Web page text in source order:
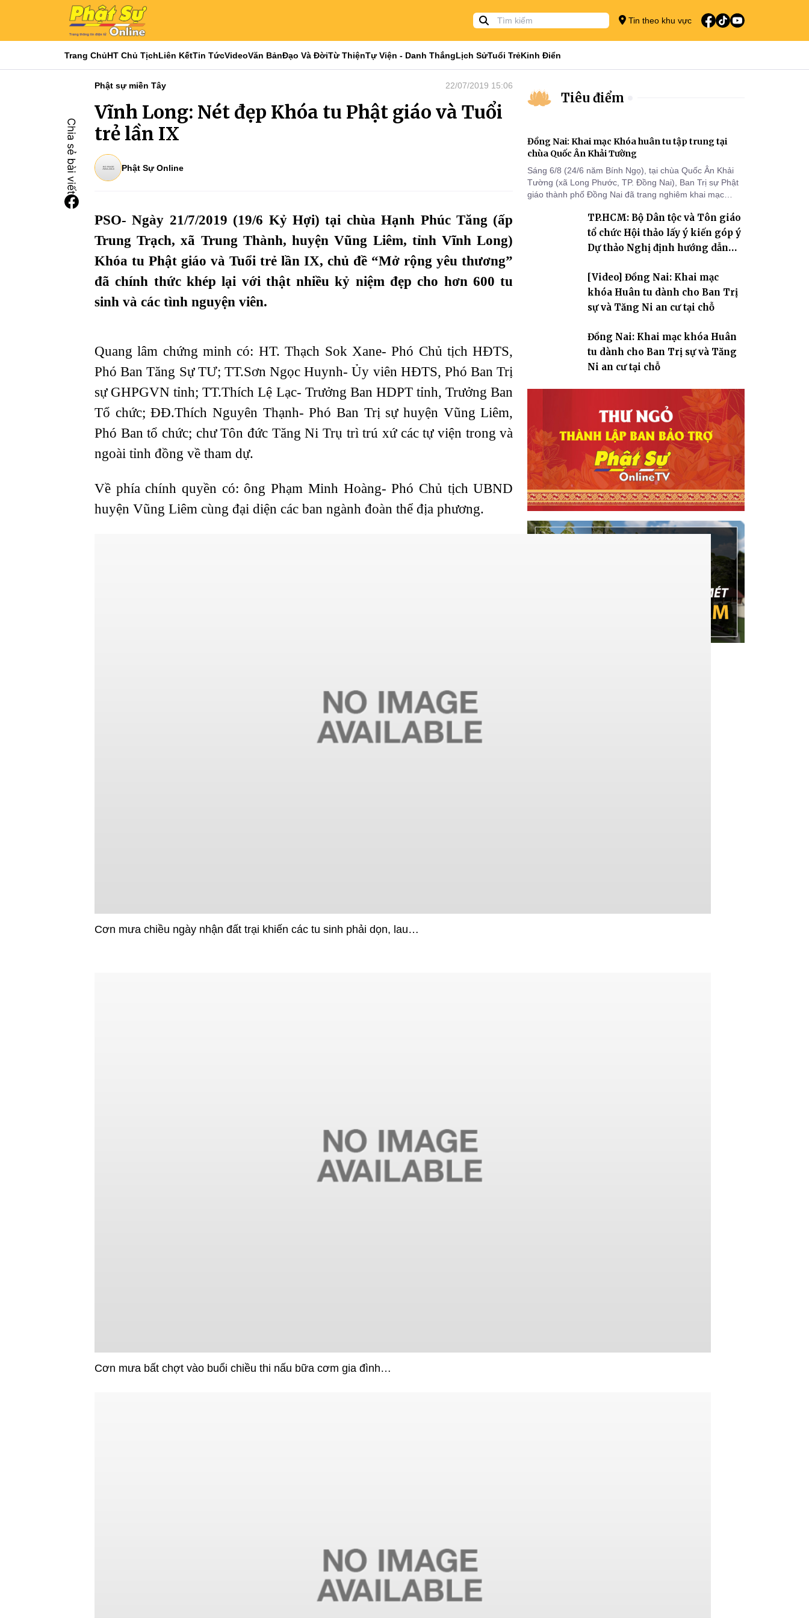
Tin theo khu vực
Trang ChủHT Chủ TịchLiên KếtTin TứcVideoVăn BảnĐạo Và ĐờiTừ ThiệnTự Viện - Danh ThắngLịch SửTuổi TrẻKinh Điển
Phật sự miền Tây 22/07/2019 15:06
Vĩnh Long: Nét đẹp Khóa tu Phật giáo và Tuổi
trẻ lần IX
Phật Sự Online
PSO- Ngày 21/7/2019 (19/6 Kỷ Hợi) tại chùa Hạnh Phúc Tăng (ấp
Trung Trạch, xã Trung Thành, huyện Vũng Liêm, tỉnh Vĩnh Long)
Khóa tu Phật giáo và Tuổi trẻ lần IX, chủ đề “Mở rộng yêu thương”
đã chính thức khép lại với thật nhiều kỷ niệm đẹp cho hơn 600 tu
sinh và các tình nguyện viên.
Quang lâm chứng minh có: HT. Thạch Sok Xane- Phó Chủ tịch HĐTS,
Phó Ban Tăng Sự TƯ; TT.Sơn Ngọc Huynh- Ủy viên HĐTS, Phó Ban Trị
sự GHPGVN tỉnh; TT.Thích Lệ Lạc- Trưởng Ban HDPT tỉnh, Trưởng Ban
Tổ chức; ĐĐ.Thích Nguyên Thạnh- Phó Ban Trị sự huyện Vũng Liêm,
Phó Ban tổ chức; chư Tôn đức Tăng Ni Trụ trì trú xứ các tự viện trong và
ngoài tỉnh đồng về tham dự.
Về phía chính quyền có: ông Phạm Minh Hoàng- Phó Chủ tịch UBND
huyện Vũng Liêm cùng đại diện các ban ngành đoàn thể địa phương.
Cơn mưa chiều ngày nhận đất trại khiến các tu sinh phải dọn, lau…
Cơn mưa bất chợt vào buổi chiều thi nấu bữa cơm gia đình…
Tiêu điểm
Đồng Nai: Khai mạc Khóa huân tu tập trung tại
chùa Quốc Ân Khải Tường
Sáng 6/8 (24/6 năm Bính Ngọ), tại chùa Quốc Ân Khải
Tường (xã Long Phước, TP. Đồng Nai), Ban Trị sự Phật
giáo thành phố Đồng Nai đã trang nghiêm khai mạc
2570 dành cho chư Tăng hành giả an cư tại chỗ khu vực
VII, VIII và trường hạ chùa Quốc Ân Khải Tường.
TP.HCM: Bộ Dân tộc và Tôn giáo
tổ chức Hội thảo lấy ý kiến góp ý
Dự thảo Nghị định hướng dẫn
giáo
[Video] Đồng Nai: Khai mạc
khóa Huân tu dành cho Ban Trị
sự và Tăng Ni an cư tại chỗ
Đồng Nai: Khai mạc khóa Huân
tu dành cho Ban Trị sự và Tăng
Ni an cư tại chỗ